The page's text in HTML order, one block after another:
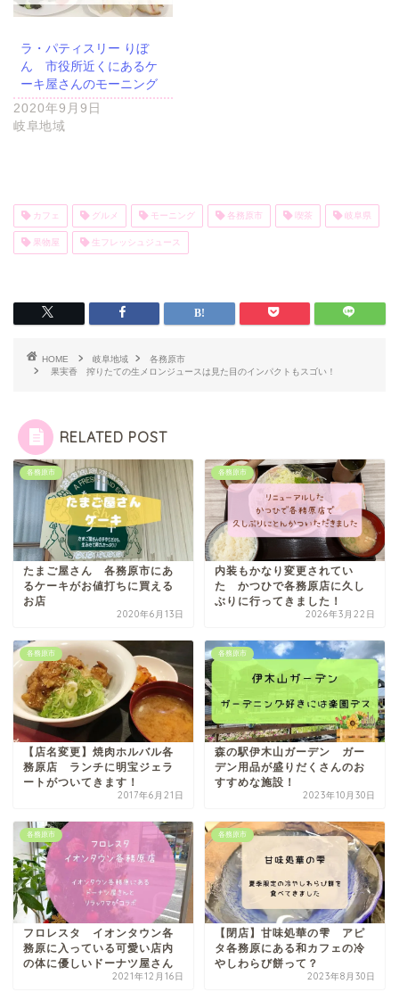
ラ・パティスリー りぼ
ん 市役所近くにあるケ
ーキ屋さんのモーニング
2020年9月9日
岐阜地域
カフェ グルメ モーニング 各務原市 喫茶 岐阜県
果物屋 生フレッシュジュース
HOME 岐阜地域
各務原市
果実香 搾りたての生メロンジュースは見た目のインパクトもスゴい！
RELATED POST
各務原市
たまご屋さん 各務原市にあ
るケーキがお値打ちに買える
お店
2020年6月13日
各務原市
内装もかなり変更されてい
た かつひで各務原店に久し
ぶりに行ってきました！
2026年3月22日
各務原市
【店名変更】焼肉ホルバル各
務原店 ランチに明宝ジェラ
ートがついてきます！
2017年6月21日
各務原市
森の駅伊木山ガーデン ガー
デン用品が盛りだくさんのお
すすめな施設！
2023年10月30日
各務原市
フロレスタ イオンタウン各
務原に入っている可愛い店内
の体に優しいドーナツ屋さん
2021年12月16日
各務原市
【閉店】甘味処華の雫 アピ
タ各務原にある和カフェの冷
やしわらび餅って？
2023年8月30日